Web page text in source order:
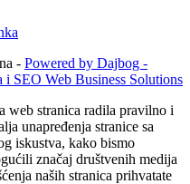
- Powered by Dajbog -
i SEO Web Business Solutions
web stranica radila pravilno i
unapređenja stranice sa
iskustva, kako bismo
značaj društvenih medija
naših stranica prihvatate